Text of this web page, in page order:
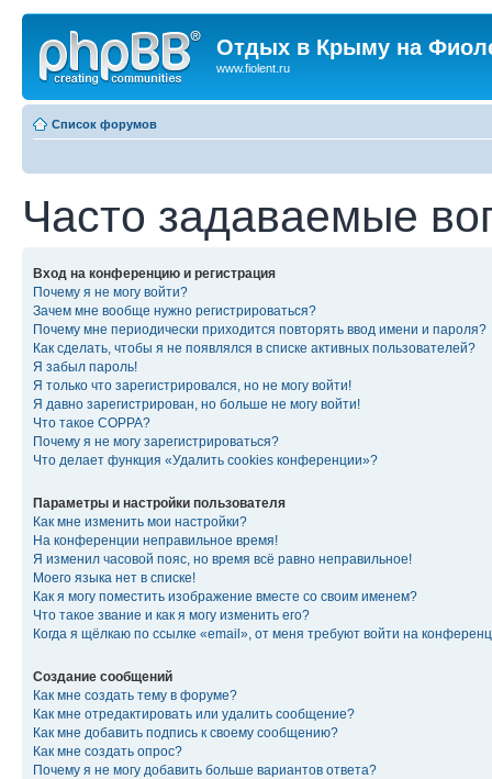
Отдых в Крыму на
www.fiolent.ru
Список форумов
Часто задаваемые
Вход на конференцию и регистрация
Почему я не могу войти?
Зачем мне вообще нужно регистрироваться?
Почему мне периодически приходится повторять ввод имени и пароля?
Как сделать, чтобы я не появлялся в списке активных пользователей?
Я забыл пароль!
Я только что зарегистрировался, но не могу войти!
Я давно зарегистрирован, но больше не могу войти!
Что такое COPPA?
Почему я не могу зарегистрироваться?
Что делает функция «Удалить cookies конференции»?
Параметры и настройки пользователя
Как мне изменить мои настройки?
На конференции неправильное время!
Я изменил часовой пояс, но время всё равно неправильное!
Моего языка нет в списке!
Как я могу поместить изображение вместе со своим именем?
Что такое звание и как я могу изменить его?
Когда я щёлкаю по ссылке «email», от меня требуют войти на
Создание сообщений
Как мне создать тему в форуме?
Как мне отредактировать или удалить сообщение?
Как мне добавить подпись к своему сообщению?
Как мне создать опрос?
Почему я не могу добавить больше вариантов ответа?